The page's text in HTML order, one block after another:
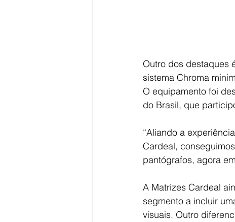
Outro dos destaques
sistema Chroma
O equipamento foi
do Brasil, que
“Aliando a
Cardeal,
pantógrafos, agora
A Matrizes Cardeal
segmento a incluir
visuais. Outro